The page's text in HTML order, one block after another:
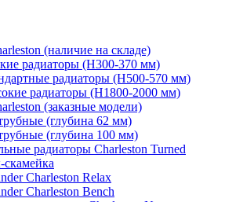
(наличие на складе)
радиаторы (H300-370 мм)
радиаторы (H500-570 мм)
радиаторы (H1800-2000 мм)
(заказные модели)
(глубина 62 мм)
(глубина 100 мм)
радиаторы Charleston Turned
Charleston Relax
Charleston Bench